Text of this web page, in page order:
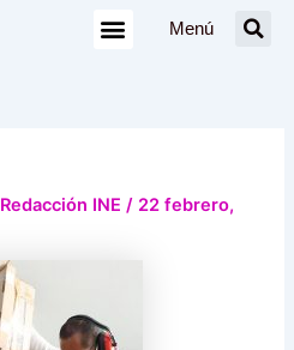
Menú
Redacción INE/ 22 febrero,